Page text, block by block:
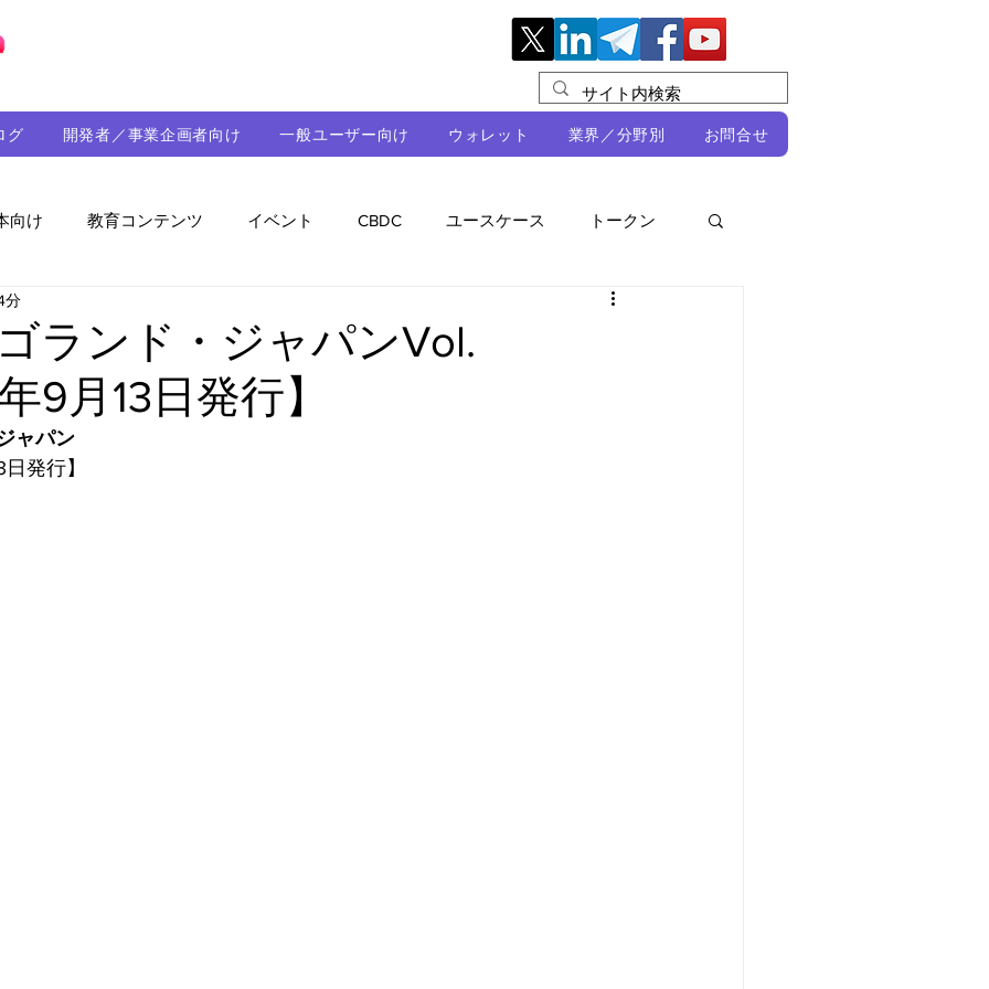
グ 開発者／事業企画者向け 一般ユーザー向け ウォレット 業界／分野別 お問合せ
向け 教育コンテンツ イベント CBDC ユースケース トークン
持続可能性 メルマガ 技術開発
ランド・ジャパンVol.
9月13日発行】
分
ャパン
日発行】